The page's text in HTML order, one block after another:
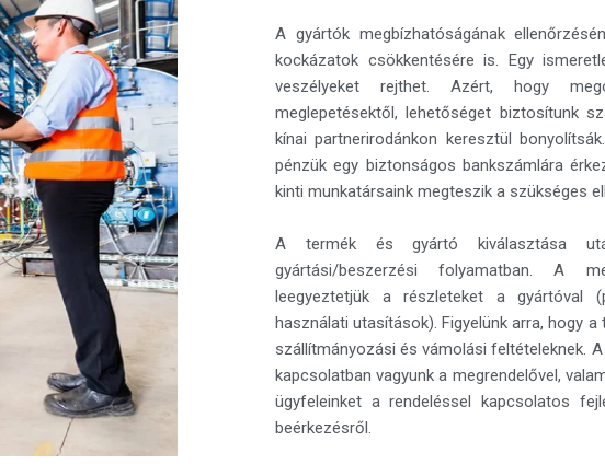
A gyártók megbízhatóságának
kockázatok csökkentésére is. Egy
veszélyeket rejthet. Azért, hogy
meglepetésektől, lehetőséget biztosítunk
kínai partnerirodánkon keresztül
pénzük egy biztonságos bankszámlára
kinti munkatársaink megteszik a szükséges
A termék és gyártó kiválasztása
gyártási/beszerzési folyamatban. A
leegyeztetjük a részleteket a gyártóval
használati utasítások). Figyelünk arra, hogy
szállítmányozási és vámolási feltételeknek.
kapcsolatban vagyunk a megrendelővel,
ügyfeleinket a rendeléssel kapcsolatos
beérkezésről.